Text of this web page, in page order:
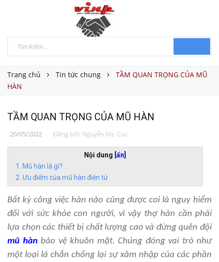
Trang chủ Tin tức chung
TẦM QUAN TRỌNG CỦA MŨ
HÀN
TẦM QUAN TRỌNG CỦA MŨ HÀN
20/05/2022 Đăng bởi: Nguyễn Ms. Cúc
Nội dung [ẩn]
Mũ hàn là gì?
Ưu điểm của mũ hàn điện tử
Bất kỳ công việc hàn nào cũng được coi là nguy hiểm
đối với sức khỏe con người, vì vậy thợ hàn cần phải
lựa chọn các thiết bị chất lượng cao và đừng quên đội
mũ hànbảo vệ khuôn mặt. Chúng đóng vai trò như
một loại lá chắn chống lại sự xâm nhập của các phần